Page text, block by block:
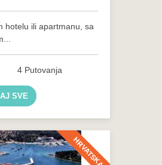
hotelu ili apartmanu, sa
4 Putovanja
SVE
HRVATSKA